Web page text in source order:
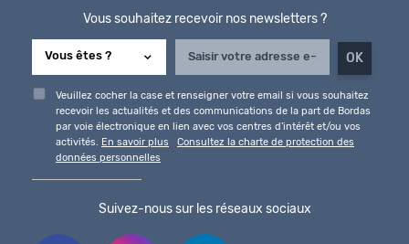
Vous souhaitez recevoir nos newsletters ?
Veuillez cocher la case et renseigner votre email si vous souhaitez
recevoir les actualités et des communications de la part de Bordas
par voie électronique en lien avec vos centres d'intérêt et/ou vos
activités. En savoir plus
Consultez la charte de protection des
données personnelles
Suivez-nous sur les réseaux sociaux